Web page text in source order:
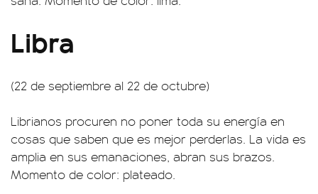
Libra
(22 de septiembre al 22 de octubre)
Librianos procuren no poner toda su energía en
cosas que saben que es mejor perderlas. La vida es
amplia en sus emanaciones, abran sus brazos.
Momento de color: plateado.